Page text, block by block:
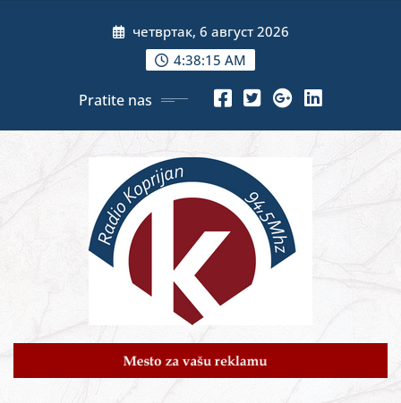
четвртак, 6 август 2026
4:38:17 AM
Pratite nas